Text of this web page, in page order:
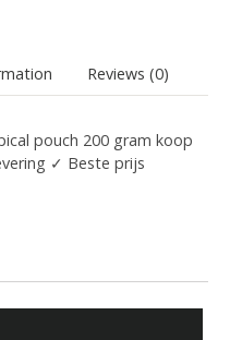
Reviews (0)
pouch 200 gram koop
✓ Beste prijs